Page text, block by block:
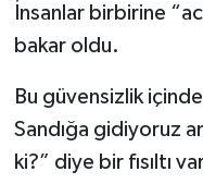
İnsanlar birbirine
bakar oldu.
Bu güvensizlik
Sandığa gidiyoruz
ki?” diye bir fısıltı